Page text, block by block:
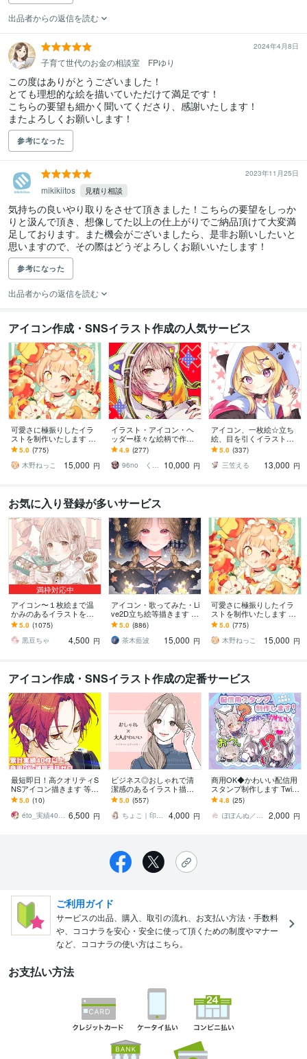
出品者からの返信を読む
2024年4月8日
子育て世代のお金の相談室 FPゆり
この度はありがとうございました！
とても理想的な絵を描いていただけて満足です！
こちらの要望も細かく聞いてくださり、感謝いたします！
またよろしくお願いします！
参考になった
2023年11月25日
mikikiitos 見積り相談
気持ちの良いやり取りをさせて頂きました！こちらの要望をしっか
りと汲んで頂き、想像してた以上の仕上がりでご納品頂けて大変満
足しております。また機会がございましたら、是非お願いしたいと
思いますので、その際はどうぞよろしくお願いいたします！
参考になった
出品者からの返信を読む
アイコン作成・SNSイラスト作成の人気サービス
可愛さに極振りしたイラ
ストを制作いたします ★
商用利用＆二次利用込
み！ミニキャラは小物２
点まで無料！★
5.0 (775)
木野ねっこ
15,000 円
イラスト・アイコン・ヘ
ッダー様々な絵柄で作成
します 商用可！似顔絵・
ブログ・インスタ・動画
配信サムネ等用途様々！
4.9 (277)
96no くろの
10,000 円
アイコン、一枚絵☆立ち
絵、目を引くイラスト描
きます イリアム、サム
ネ、live2D、YouTube、歌
ってみたも
5.0 (337)
三笠える
13,000 円
お気に入り登録が多いサービス
満枠対応中
アイコン〜１枚絵まで温
かみのあるイラストを描
きます ★ココナラ自体が
初めての方も、お気軽に
ご相談ください♪★
5.0 (1075)
黒豆ちゃ
4,500 円
アイコン・歌ってみた・Li
ve2D立ち絵等描きます ち
びキャラや配信用イラス
ト等、幅広く制作してい
ます！
5.0 (886)
茶木藍波
15,000 円
可愛さに極振りしたイラ
ストを制作いたします ★
商用利用＆二次利用込
み！ミニキャラは小物２
点まで無料！★
5.0 (775)
木野ねっこ
15,000 円
アイコン作成・SNSイラスト作成の定番サービス
最短即日！高クオリティS
NSアイコン描きます 等身
もデフォルメも可！魅力
あるアイコン描きます！
5.0 (10)
éto_実績40件以上 6,500 円
ビジネス◎おしゃれで清
潔感のあるイラスト描き
ます 大人かわいいアイコ
ンで信頼度UP！インス
タ・ココナラ用に
5.0 (557)
ちょこ｜印象と信頼を形にするアイコン職人
4,000 円
商用OK◆かわいい配信用
スタンプ制作します Twitc
h・YouTubeで使えるゆる
ふわ配信用スタンプ
4.8 (25)
ぽぽんぬ／hohoho5788
2,000 円
ご利用ガイド
サービスの出品、購入、取引の流れ、お支払い方法・手数料
や、ココナラを安心・安全に使って頂くための制度やマナー
など、ココナラの使い方はこちら。
お支払い方法